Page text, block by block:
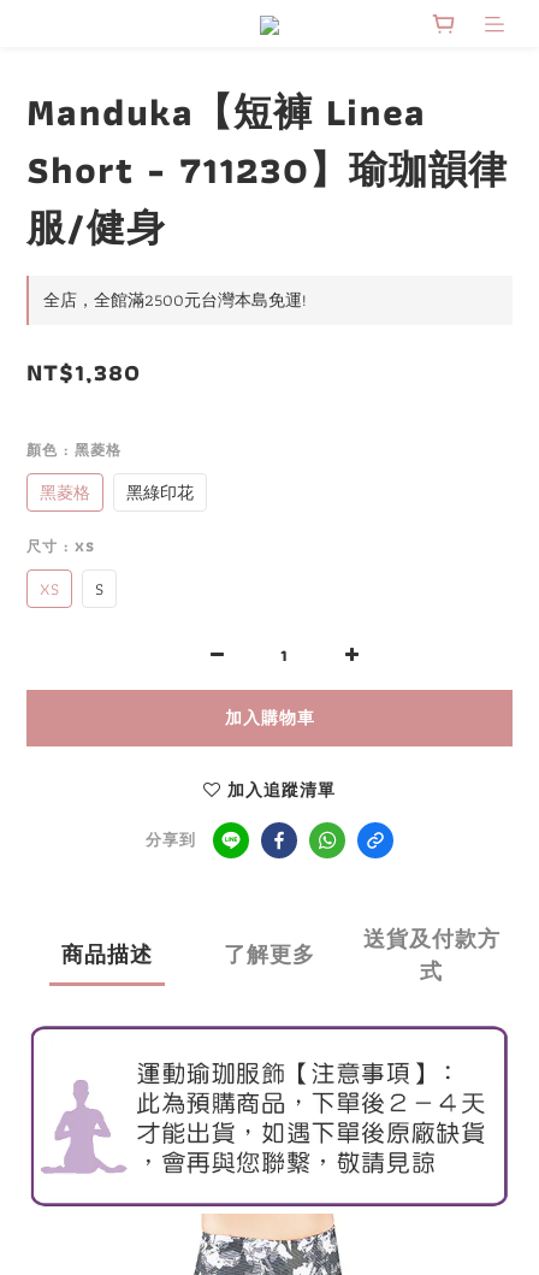
Manduka【短褲 Linea
Short - 711230】瑜珈韻律
服/健身
全店，全館滿2500元台灣本島免運!
NT$1,380
顏色 : 黑菱格
黑菱格 黑綠印花
尺寸 : XS
XS S
加入購物車
加入追蹤清單
分享到
商品描述 了解更多
送貨及付款方
式